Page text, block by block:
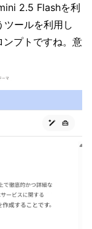
2.5 Flashを利
ールを利用し
プトですね。意